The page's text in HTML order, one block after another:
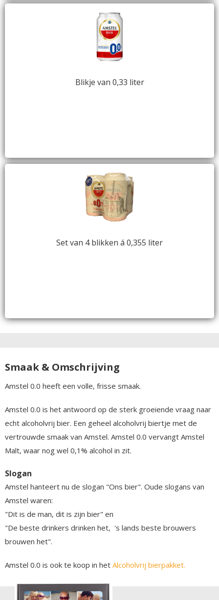
Blikje van 0,33 liter
Set van 4 blikken á 0,355 liter
Smaak & Omschrijving
Amstel 0.0 heeft een volle, frisse smaak.
Amstel 0.0 is het antwoord op de sterk groeiende vraag naar
echt alcoholvrij bier. Een geheel alcoholvrij biertje met de
vertrouwde smaak van Amstel. Amstel 0.0 vervangt Amstel
Malt, waar nog wel 0,1% alcohol in zit.
Slogan
Amstel hanteert nu de slogan "Ons bier". Oude slogans van
Amstel waren:
"Dit is de man, dit is zijn bier" en
"De beste drinkers drinken het, 's lands beste brouwers
brouwen het".
Amstel 0.0 is ook te koop in het Alcoholvrij bierpakket.